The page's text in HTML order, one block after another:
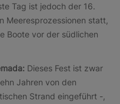
Tag ist jedoch der 16.
Meeresprozessionen statt,
Boote vor der südlichen
Dieses Fest ist zwar
Jahren von den
Strand eingeführt -,